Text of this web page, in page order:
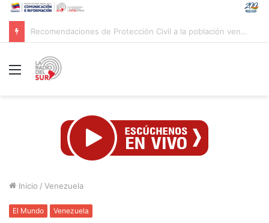
Gobierno venezolano avanza en los trabajos de recuperación y construcción del terminal temporal en Maiquetía
Menú
Inicio / Venezuela
El Mundo Venezuela